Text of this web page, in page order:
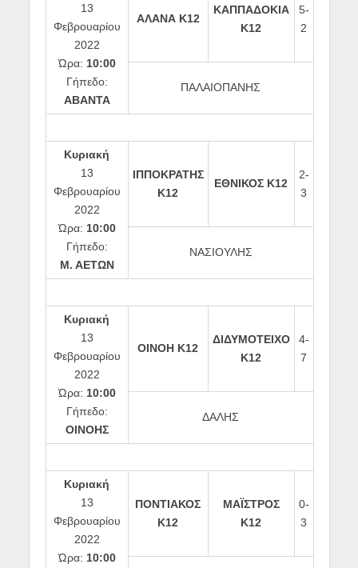
13
Φεβρουαρίου
2022
Ώρα: 10:00
Γήπεδο:
ΑΒΑΝΤΑ
ΑΛΑΝΑ Κ12
ΚΑΠΠΑΔΟΚΙΑ
Κ12
5-
2
ΠΑΛΑΙΟΠΑΝΗΣ
Κυριακή
13
Φεβρουαρίου
2022
Ώρα: 10:00
Γήπεδο:
Μ. ΑΕΤΩΝ
ΙΠΠΟΚΡΑΤΗΣ
Κ12
ΕΘΝΙΚΟΣ Κ12
2-
3
ΝΑΣΙΟΥΛΗΣ
Κυριακή
13
Φεβρουαρίου
2022
Ώρα: 10:00
Γήπεδο:
ΟΙΝΟΗΣ
ΟΙΝΟΗ Κ12
ΔΙΔΥΜΟΤΕΙΧΟ
Κ12
4-
7
ΔΑΛΗΣ
Κυριακή
13
Φεβρουαρίου
2022
Ώρα: 10:00
ΠΟΝΤΙΑΚΟΣ
Κ12
ΜΑΪΣΤΡΟΣ
Κ12
0-
3